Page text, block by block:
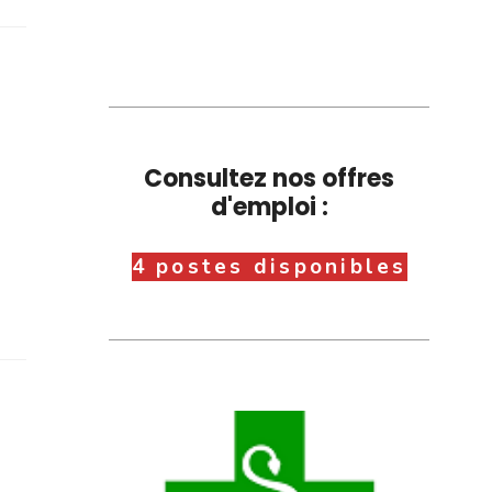
Consultez nos offres
d'emploi :
4 postes disponibles